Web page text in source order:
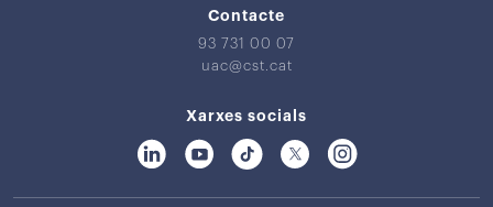
Contacte
93 731 00 07
uac@cst.cat
Xarxes socials